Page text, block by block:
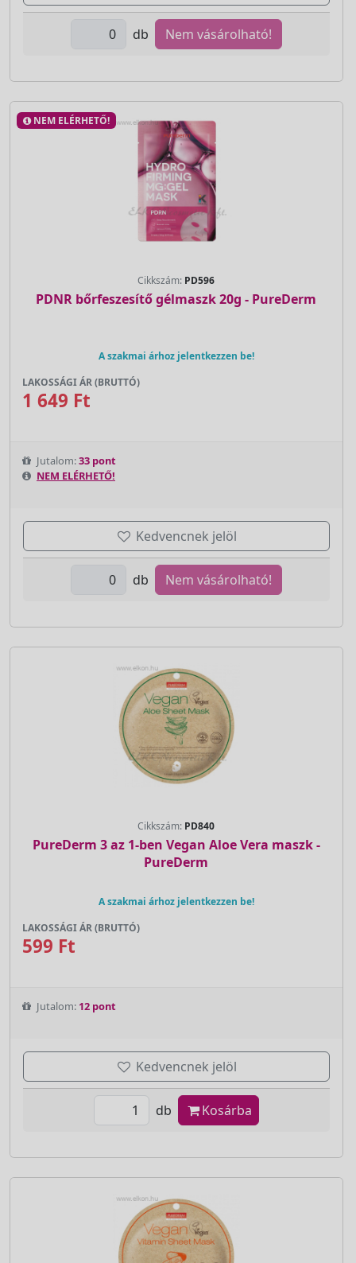
db Nem vásárolható!
NEM ELÉRHETŐ!
Cikkszám: PD596
PDNR bőrfeszesítő gélmaszk 20g - PureDerm
A szakmai árhoz jelentkezzen be!
LAKOSSÁGI ÁR (BRUTTÓ)
1 649 Ft
Jutalom:33 pont
NEM ELÉRHETŐ!
Kedvencnek jelöl
db Nem vásárolható!
Cikkszám: PD840
PureDerm 3 az 1-ben Vegan Aloe Vera maszk -
PureDerm
A szakmai árhoz jelentkezzen be!
LAKOSSÁGI ÁR (BRUTTÓ)
599 Ft
Jutalom: 12 pont
Kedvencnek jelöl
db Kosárba